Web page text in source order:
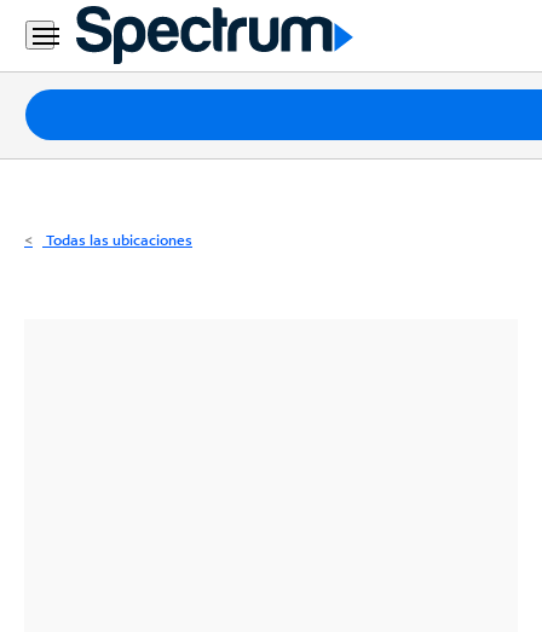
Residencial
Business
Paquetes
Internet
Todas las ubicaciones